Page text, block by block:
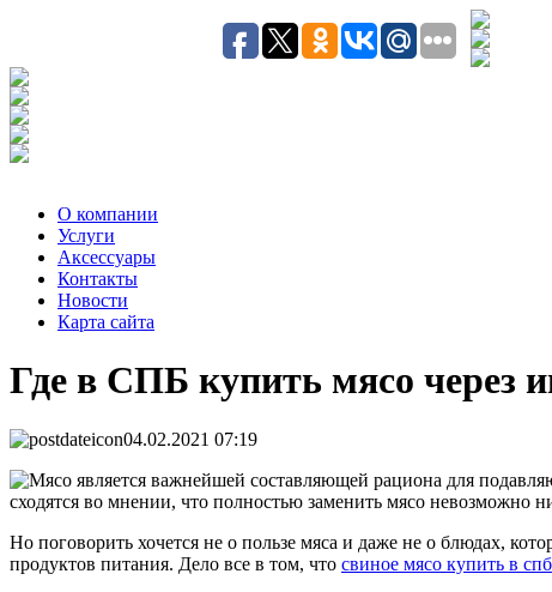
О компании
Услуги
Аксесcуары
Контакты
Новости
Карта сайта
Где в СПБ купить мясо через
04.02.2021 07:19
Мясо является важнейшей составляющей рациона для
сходятся во мнении, что полностью заменить мясо невозможно
Но поговорить хочется не о пользе мяса и даже не о блюдах,
продуктов питания. Дело все в том, что свиное мясо купить в спб